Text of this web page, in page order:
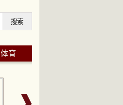
搜索
体育